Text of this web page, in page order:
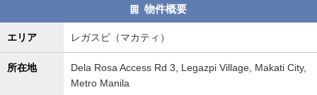
物件概要
エリア レガスピ（マカティ）
所在地
Dela Rosa Access Rd 3, Legazpi Village, Makati City,
Metro Manila